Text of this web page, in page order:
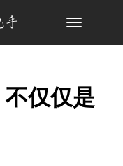
Toggle
不仅仅是